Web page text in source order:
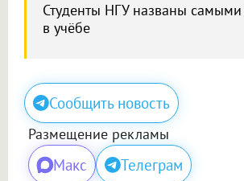
Студенты НГУ названы
в учёбе
Сообщить новость
Размещение рекламы
Макс Телеграм